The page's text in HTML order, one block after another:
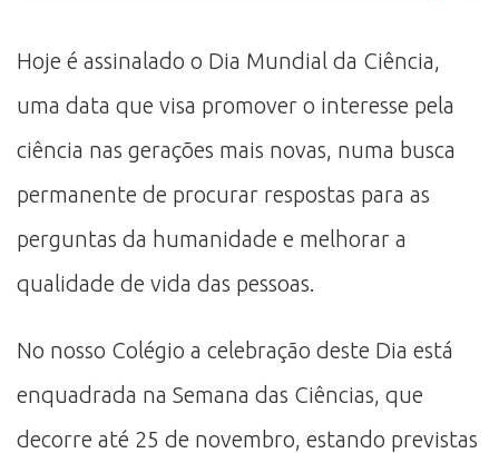
Hoje é assinalado o Dia Mundial da Ciência,
uma data que visa promover o interesse pela
ciência nas gerações mais novas, numa busca
permanente de procurar respostas para as
perguntas da humanidade e melhorar a
qualidade de vida das pessoas.
No nosso Colégio a celebração deste Dia está
enquadrada na Semana das Ciências, que
decorre até 25 de novembro, estando previstas